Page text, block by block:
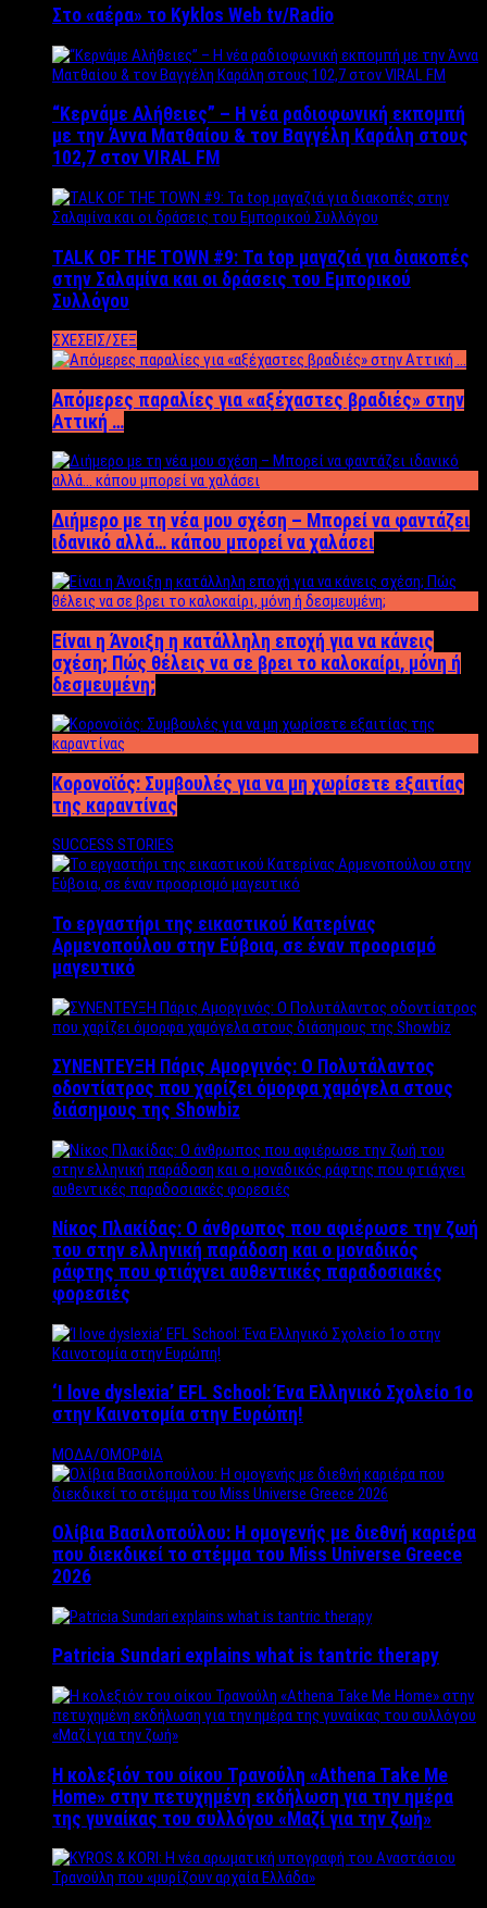
Στο «αέρα» το Kyklos Web tv/Radio
“Kερνάμε Αλήθειες” – Η νέα ραδιοφωνική εκπομπή
με την Άννα Ματθαίου & τον Βαγγέλη Καράλη στους
102,7 στον VIRAL FM
TALK OF THE TOWN #9: Τα top μαγαζιά για διακοπές
στην Σαλαμίνα και οι δράσεις του Εμπορικού
Συλλόγου
ΣΧΕΣΕΙΣ/ΣΕΞ
Απόμερες παραλίες για «αξέχαστες βραδιές» στην
Αττική …
Διήμερο με τη νέα μου σχέση – Μπορεί να φαντάζει
ιδανικό αλλά… κάπου μπορεί να χαλάσει
Είναι η Άνοιξη η κατάλληλη εποχή για να κάνεις
σχέση; Πώς θέλεις να σε βρει το καλοκαίρι, μόνη ή
δεσμευμένη;
Κορονοϊός: Συμβουλές για να μη χωρίσετε εξαιτίας
της καραντίνας
SUCCESS STORIES
Το εργαστήρι της εικαστικού Κατερίνας
Αρμενοπούλου στην Εύβοια, σε έναν προορισμό
μαγευτικό
ΣΥΝΕΝΤΕΥΞΗ Πάρις Αμοργινός: O Πολυτάλαντος
οδοντίατρος που χαρίζει όμορφα χαμόγελα στους
διάσημους της Showbiz
Νίκος Πλακίδας: O άνθρωπος που αφιέρωσε την ζωή
του στην ελληνική παράδοση και ο μοναδικός
ράφτης που φτιάχνει αυθεντικές παραδοσιακές
φορεσιές
‘Ι love dyslexia’ EFL School: Ένα Ελληνικό Σχολείo 1ο
στην Καινοτομία στην Ευρώπη!
ΜΟΔΑ/ΟΜΟΡΦΙΑ
Ολίβια Βασιλοπούλου: Η ομογενής με διεθνή καριέρα
που διεκδικεί το στέμμα του Miss Universe Greece
2026
Patricia Sundari explains what is tantric therapy
Η κολεξιόν του οίκου Τρανούλη «Athena Take Me
Home» στην πετυχημένη εκδήλωση για την ημέρα
της γυναίκας του συλλόγου «Μαζί για την ζωή»